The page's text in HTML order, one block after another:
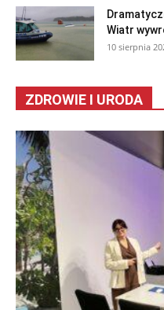
Wiatr
10 sierpnia
ZDROWIE I URODA